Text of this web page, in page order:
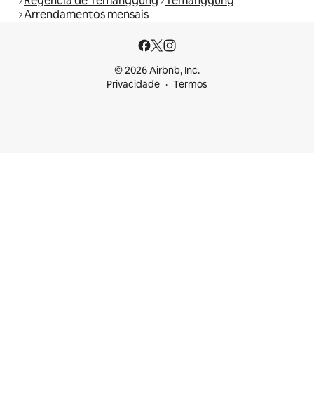
Arrendamentos mensais
© 2026 Airbnb, Inc.
Privacidade
Termos